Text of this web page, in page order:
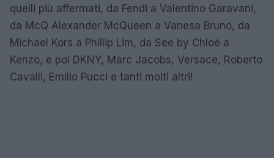
quelli più affermati, da Fendi a Valentino Garavani,
da McQ Alexander McQueen a Vanesa Bruno, da
Michael Kors a Phillip Lim, da See by Chloé a
Kenzo, e poi DKNY, Marc Jacobs, Versace, Roberto
Cavalli, Emilio Pucci e tanti molti altri!